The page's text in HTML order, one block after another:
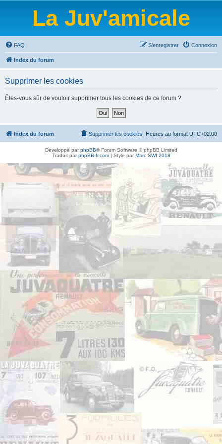
La Juv'amicale
FAQ Connexion
S’enregistrer
Index du forum
Supprimer les cookies
Êtes-vous sûr de vouloir supprimer tous les cookies de ce forum ?
Index du forum Heures au format UTC+02:00
Supprimer les cookies
Développé parphpBB® Forum Software © phpBB Limited
Traduit parphpBB-fr.com| Style parMarc SWI 2018